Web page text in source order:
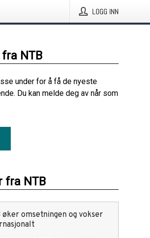
LOGG INN
NTB
under for å få de nyeste
Du kan melde deg av når som
fra NTB
øker omsetningen og vokser